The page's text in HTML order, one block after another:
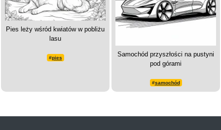
Pies leży wśród kwiatów w pobliżu
lasu
#pies
Samochód przyszłości na pustyni
pod górami
#samochód